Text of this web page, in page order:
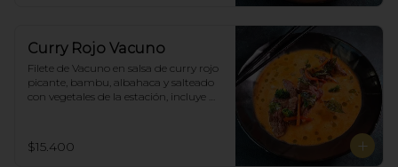
Curry Rojo Vacuno
Filete de Vacuno en salsa de curry rojo
picante, bambu, albahaca y salteado
con vegetales de la estación, incluye
$15.400